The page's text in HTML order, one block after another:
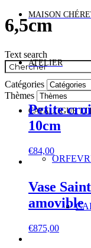
MAISON
ATELIER
CATALOGUE
6,5cm
Text search
Catégories
Thèmes
Petite
10cm
€84,00
Vase
amovible
€875,00